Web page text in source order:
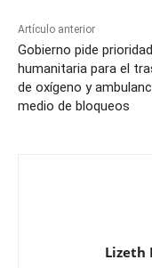
Artículo anterior
Gobierno pide prioridad
humanitaria para el
de oxígeno y
medio de bloqueos
Lizeth